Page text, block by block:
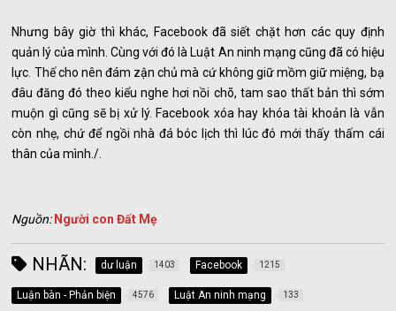
Nhưng bây giờ thì khác, Facebook đã siết chặt hơn các quy định
quản lý của mình. Cùng với đó là Luật An ninh mạng cũng đã có hiệu
lực. Thế cho nên đám zận chủ mà cứ không giữ mồm giữ miệng, bạ
đâu đăng đó theo kiểu nghe hơi nồi chõ, tam sao thất bản thì sớm
muộn gì cũng sẽ bị xử lý. Facebook xóa hay khóa tài khoản là vẫn
còn nhẹ, chứ để ngồi nhà đá bóc lịch thì lúc đó mới thấy thấm cái
thân của mình./.
Nguồn: Người con Đất Mẹ
NHÃN: dư luận 1403 Facebook 1215
Luận bàn - Phản biện 4576 Luật An ninh mạng 133